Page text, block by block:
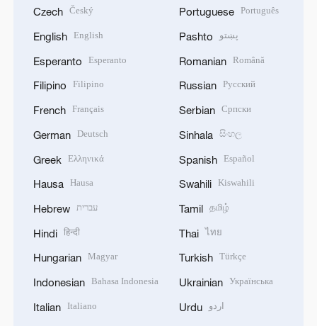
Czech Český
English English
Esperanto Esperanto
Filipino Filipino
French Français
German Deutsch
Greek Ελληνικά
Hausa Hausa
Hebrew עברית
Hindi हिन्दी
Hungarian Magyar
Indonesian Bahasa Indonesia
Italian Italiano
Portuguese Português
Pashto پښتو
Romanian Română
Russian Русский
Serbian Српски
Sinhala සිංහල
Spanish Español
Swahili Kiswahili
Tamil தமிழ்
Thai ไทย
Turkish Türkçe
Ukrainian Українська
Urdu اردو